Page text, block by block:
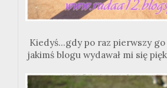
Kiedyś...gdy po raz pierwszy go
jakimś blogu wydawał mi się